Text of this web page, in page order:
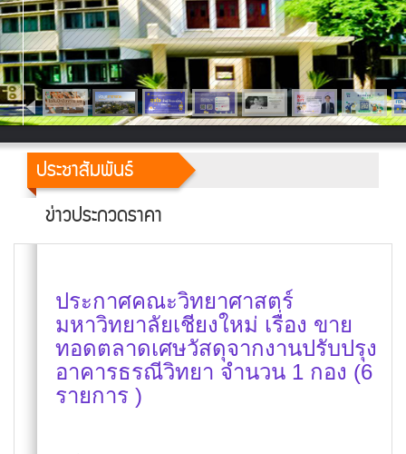
ประชาสัมพันธ์
ข่าวประกวดราคา
ประกาศคณะวิทยาศาสตร์
มหาวิทยาลัยเชียงใหม่ เรื่อง ขาย
ทอดตลาดเศษวัสดุจากงานปรับปรุง
อาคารธรณีวิทยา จำนวน 1 กอง (6
รายการ )